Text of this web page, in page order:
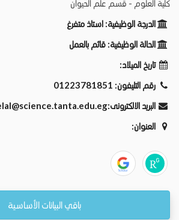
كلية العلوم - قسم علم الحيوان
الدرجة الوظيفية: استاذ متفرغ
الحالة الوظيفية: قائم بالعمل
تاريخ الميلاد:
رقم التليفون: 01223781851
البريد الالكترونى:
العنوان:
باقي البيانات الأساسية